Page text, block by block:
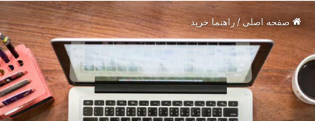
صفحه اصلی / راهنما خرید